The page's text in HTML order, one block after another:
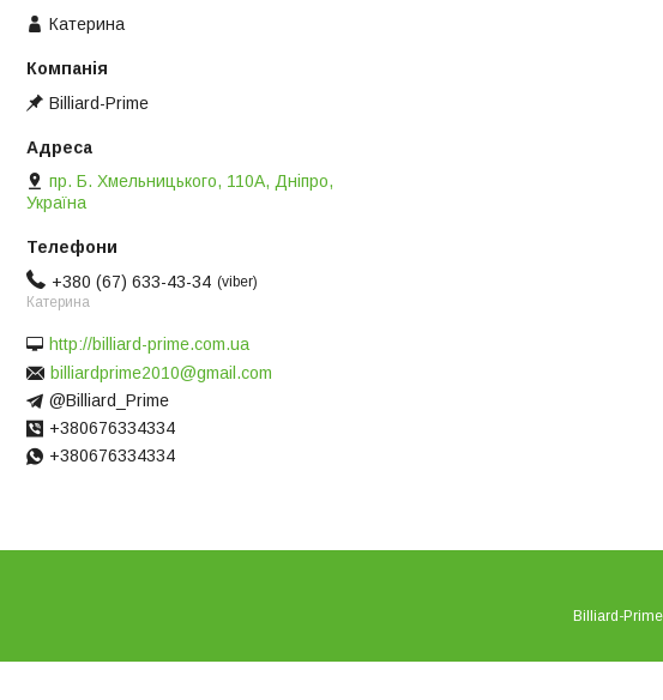
Катерина
Billiard-Prime
пр. Б. Хмельницького, 110А, Дніпро,
Україна
+380 (67) 633-43-34
viber
Катерина
http://billiard-prime.com.ua
billiardprime2010@gmail.com
@Billiard_Prime
+380676334334
+380676334334